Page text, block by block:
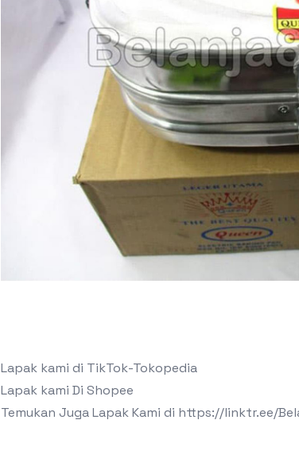
Lapak kami di TikTok-Tokopedia
Lapak kami Di Shopee
Temukan Juga Lapak Kami di https://linktr.ee/